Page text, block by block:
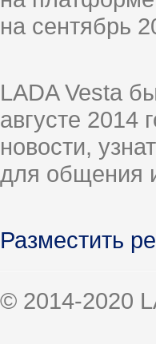
на сентябрь
LADA Vesta
августе 2014
новости,
для общения
Разместить
© 2014-2020